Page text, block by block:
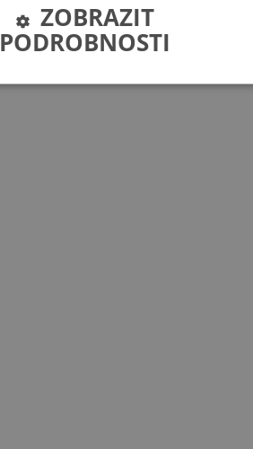
ZOBRAZIT
PODROBNOSTI